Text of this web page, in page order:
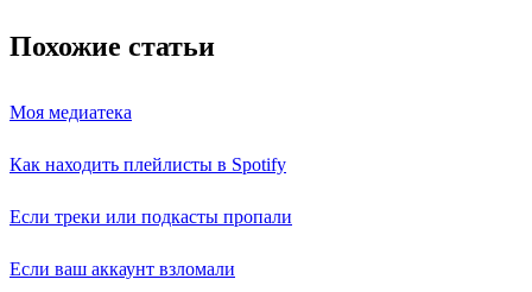
Похожие статьи
Моя медиатека
Как находить плейлисты в Spotify
Если треки или подкасты пропали
Если ваш аккаунт взломали